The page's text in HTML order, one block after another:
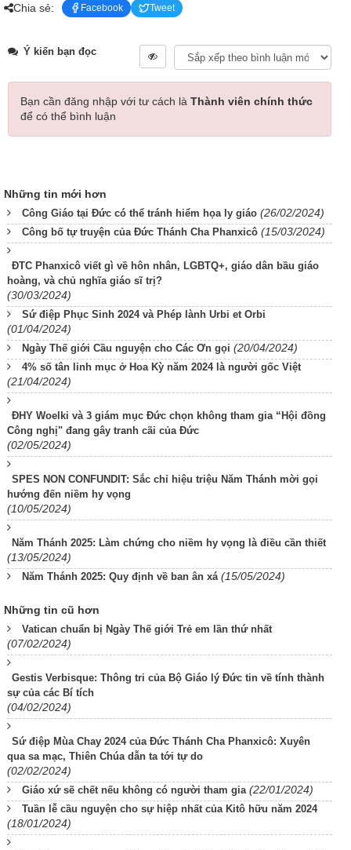
Chia sẻ: Facebook Tweet
Ý kiến bạn đọc
Bạn cần đăng nhập với tư cách là Thành viên chính thức
để có thể bình luận
Những tin mới hơn
Công Giáo tại Đức có thể tránh hiểm họa ly giáo (26/02/2024)
Công bố tự truyện của Đức Thánh Cha Phanxicô (15/03/2024)
ĐTC Phanxicô viết gì về hôn nhân, LGBTQ+, giáo dân bầu giáo
hoàng, và chủ nghĩa giáo sĩ trị?
(30/03/2024)
Sứ điệp Phục Sinh 2024 và Phép lành Urbi et Orbi
(01/04/2024)
Ngày Thế giới Cầu nguyện cho Các Ơn gọi (20/04/2024)
4% số tân linh mục ở Hoa Kỳ năm 2024 là người gốc Việt
(21/04/2024)
ĐHY Woelki và 3 giám mục Đức chọn không tham gia “Hội đồng
Công nghị" đang gây tranh cãi của Đức
(02/05/2024)
SPES NON CONFUNDIT: Sắc chỉ hiệu triệu Năm Thánh mời gọi
hướng đến niềm hy vọng
(10/05/2024)
Năm Thánh 2025: Làm chứng cho niềm hy vọng là điều cần thiết
(13/05/2024)
Năm Thánh 2025: Quy định về ban ân xá (15/05/2024)
Những tin cũ hơn
Vatican chuẩn bị Ngày Thế giới Trẻ em lần thứ nhất
(07/02/2024)
Gestis Verbisque: Thông tri của Bộ Giáo lý Đức tin về tính thành
sự của các Bí tích
(04/02/2024)
Sứ điệp Mùa Chay 2024 của Đức Thánh Cha Phanxicô: Xuyên
qua sa mạc, Thiên Chúa dẫn ta tới tự do
(02/02/2024)
Giáo xứ sẽ chết nếu không có người tham gia (22/01/2024)
Tuần lễ cầu nguyện cho sự hiệp nhất của Kitô hữu năm 2024
(18/01/2024)